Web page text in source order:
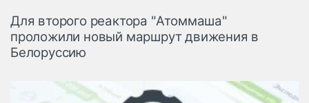
Для второго реактора "Атоммаша"
проложили новый маршрут движения в
Белоруссию